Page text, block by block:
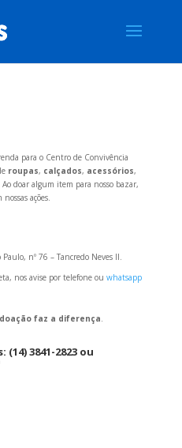
para o Centro de Convivência
roupas, calçados, acessórios,
Ao doar algum item para nosso bazar,
ações.
nº 76 – Tancredo Neves II.
nos avise por telefone ou whatsapp
doação faz a diferença.
3841-2823 ou